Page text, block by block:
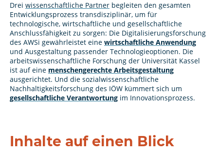
Drei wissenschaftliche Partner begleiten den gesamten
Entwicklungsprozess transdisziplinär, um für
technologische, wirtschaftliche und gesellschaftliche
Anschlussfähigkeit zu sorgen: Die Digitalisierungsforschung
des AWSi gewährleistet eine wirtschaftliche Anwendung
und Ausgestaltung passender Technologieoptionen. Die
arbeitswissenschaftliche Forschung der Universität Kassel
ist auf eine menschengerechte Arbeitsgestaltung
ausgerichtet. Und die sozialwissenschaftliche
Nachhaltigkeitsforschung des IÖW kümmert sich um
gesellschaftliche Verantwortung im Innovationsprozess.
Inhalte auf einen Blick